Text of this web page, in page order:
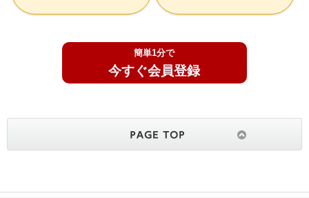
簡単1分で
今すぐ会員登録